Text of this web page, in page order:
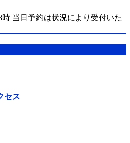
当日予約は状況により受付いた
セス